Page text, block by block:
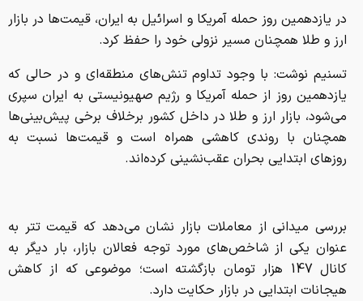
در یازدهمین روز حمله آمریکا و اسرائیل به ایران، قیمت‌ها در بازار
ارز و طلا همچنان مسیر نزولی خود را حفظ کرد.
تسنیم نوشت: با وجود تداوم تنش‌های منطقه‌ای و در حالی که
یازدهمین روز از حمله آمریکا و رژیم صهیونیستی به ایران سپری
می‌شود، بازار ارز و طلا در داخل کشور برخلاف برخی پیش‌بینی‌ها
همچنان با روندی کاهشی همراه است و قیمت‌ها نسبت به
روزهای ابتدایی بحران عقب‌نشینی کرده‌اند.
بررسی میدانی از معاملات بازار نشان می‌دهد که قیمت تتر به
عنوان یکی از شاخص‌های مورد توجه فعالان بازار، بار دیگر به
کانال 147 هزار تومان بازگشته است؛ موضوعی که از کاهش
هیجانات ابتدایی در بازار حکایت دارد.